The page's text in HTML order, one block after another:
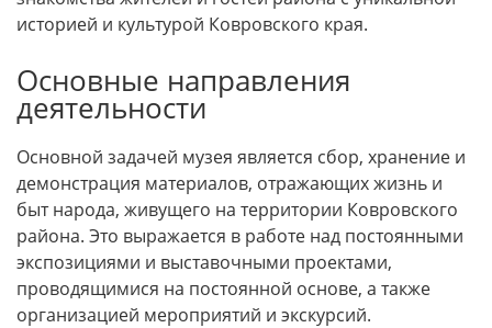
историей и культурой Ковровского края.
Основные направления
деятельности
Основной задачей музея является сбор, хранение и
демонстрация материалов, отражающих жизнь и
быт народа, живущего на территории Ковровского
района. Это выражается в работе над постоянными
экспозициями и выставочными проектами,
проводящимися на постоянной основе, а также
организацией мероприятий и экскурсий.